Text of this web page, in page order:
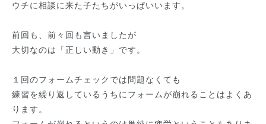
ウチに相談に来た子たちがいっぱいいます。
前回も、前々回も言いましたが
大切なのは「正しい動き」です。
１回のフォームチェックでは問題なくても
練習を繰り返しているうちにフォームが崩れることはよくあ
ります。